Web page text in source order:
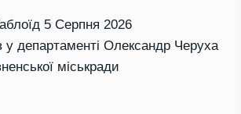
5 Серпня 2026
у департаменті Олександр Черуха
міськради